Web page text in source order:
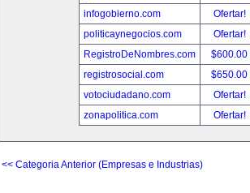
infogobierno.com
Ofertar!
politicaynegocios.com
Ofertar!
RegistroDeNombres.com
$600.00
registrosocial.com
$650.00
votociudadano.com
Ofertar!
zonapolitica.com
Ofertar!
<< Categoria Anterior (Empresas e Industrias)